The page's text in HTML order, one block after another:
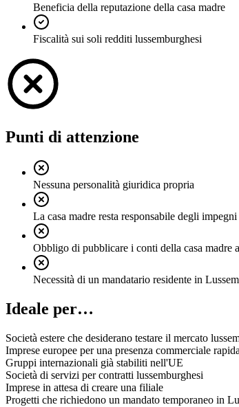
Beneficia della reputazione della casa madre
Fiscalità sui soli redditi lussemburghesi
Punti di attenzione
Nessuna personalità giuridica propria
La casa madre resta responsabile degli impegni
Obbligo di pubblicare i conti della casa madre
Necessità di un mandatario residente in
Ideale per…
Società estere che desiderano testare il mercato
Imprese europee per una presenza commerciale rapida
Gruppi internazionali già stabiliti nell'UE
Società di servizi per contratti lussemburghesi
Imprese in attesa di creare una filiale
Progetti che richiedono un mandato temporaneo in